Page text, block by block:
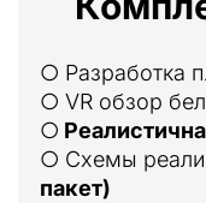
○ Разработка
○ VR обзор
○
○ Схемы
пакет)